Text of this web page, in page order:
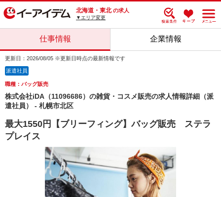
北海道・東北 の求人
▼エリア変更
仕事情報 企業情報
更新日：2026/08/05 ※更新日時点の最新情報です
派遣社員
職種：バッグ販売
株式会社iDA（11096686）の雑貨・コスメ販売の求人情報詳細（派
遣社員） - 札幌市北区
最大1550円【ブリーフィング】バッグ販売 ステラ
プレイス